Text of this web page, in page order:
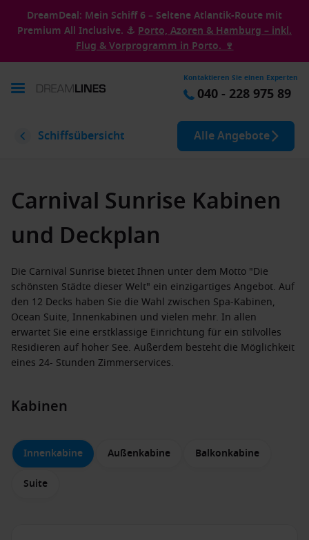
DreamDeal: Mein Schiff 6 – Seltene Atlantik-Route mit
Premium All Inclusive. ⚓ Porto, Azoren & Hamburg – inkl.
Flug & Vorprogramm in Porto. 🍷
Kontaktieren Sie einen Experten
040 - 228 975 89
Schiffsübersicht Alle Angebote
Carnival Sunrise Kabinen
und Deckplan
Die Carnival Sunrise bietet Ihnen unter dem Motto "Die
schönsten Städte dieser Welt" ein einzigartiges Angebot. Auf
den 12 Decks haben Sie die Wahl zwischen Spa-Kabinen,
Ocean Suite, Innenkabinen und vielen mehr. In allen
erwartet Sie eine erstklassige Einrichtung für ein stilvolles
Residieren auf hoher See. Außerdem besteht die Möglichkeit
eines 24- Stunden Zimmerservices.
Kabinen
Innenkabine Außenkabine Balkonkabine
Suite